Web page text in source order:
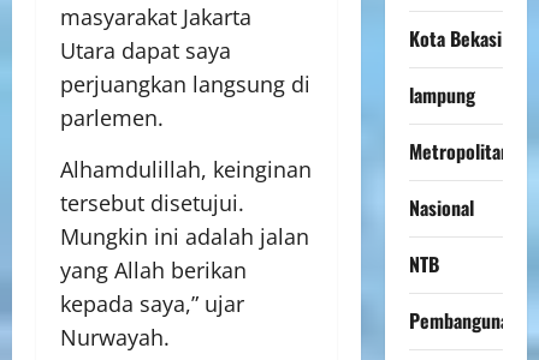
masyarakat Jakarta
Utara dapat saya
perjuangkan langsung di
parlemen.
Alhamdulillah, keinginan
tersebut disetujui.
Mungkin ini adalah jalan
yang Allah berikan
kepada saya,” ujar
Nurwayah.
Kota Bekasi
lampung
Metropolitan
Nasional
NTB
Pembangunan